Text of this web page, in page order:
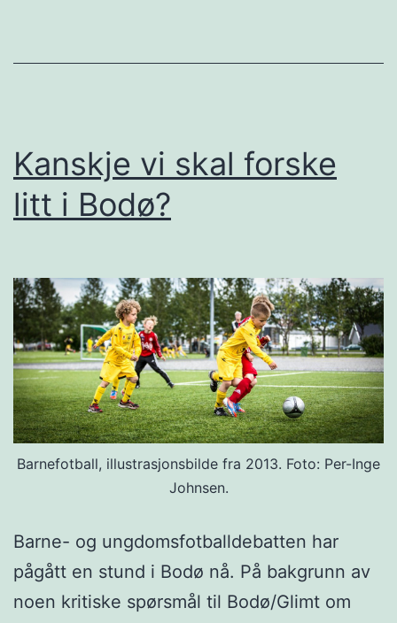
Kanskje vi skal forske
litt i Bodø?
Barnefotball, illustrasjonsbilde fra 2013. Foto: Per-Inge
Johnsen.
Barne- og ungdomsfotballdebatten har
pågått en stund i Bodø nå. På bakgrunn av
noen kritiske spørsmål til Bodø/Glimt om